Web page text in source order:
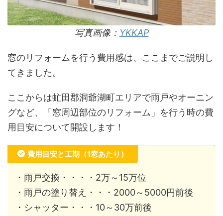
写真画像： YKKAP
窓のリフォームを行う費用感は、ここまでご説明し
てきました。
ここからは虻田郡洞爺湖町エリアで雨戸やオーニン
グなど、「窓周辺部位のリフォーム」を行う時の費
用目安について開設します！
費用目安と工期（1窓あたり）
・雨戸交換・・・・2万～15万位
・雨戸の塗り替え・・・2000～5000円前後
・シャッター・・・10～30万前後